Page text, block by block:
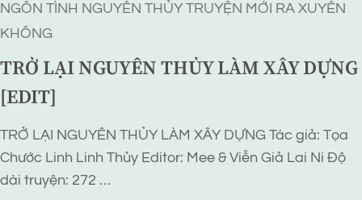
NGÔN TÌNH NGUYÊN THỦY TRUYỆN MỚI RA XUYÊN
KHÔNG
TRỞ LẠI NGUYÊN THỦY LÀM XÂY DỰNG
[EDIT]
TRỞ LẠI NGUYÊN THỦY LÀM XÂY DỰNG Tác giả: Tọa
Chước Linh Linh Thủy Editor: Mee & Viễn Giả Lai Ni Độ
dài truyện: 272 …